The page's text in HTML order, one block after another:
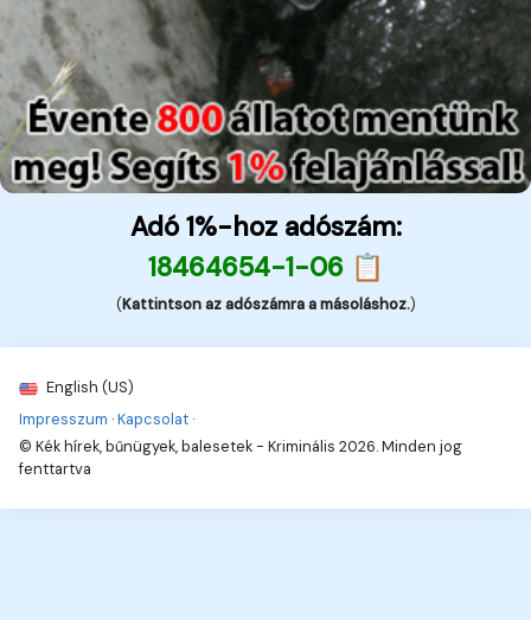
Adó 1%-hoz adószám:
18464654-1-06 📋
(Kattintson az adószámra a másoláshoz.)
English (US)
Impresszum ·Kapcsolat ·
© Kék hírek, bűnügyek, balesetek - Kriminális 2026. Minden jog
fenttartva